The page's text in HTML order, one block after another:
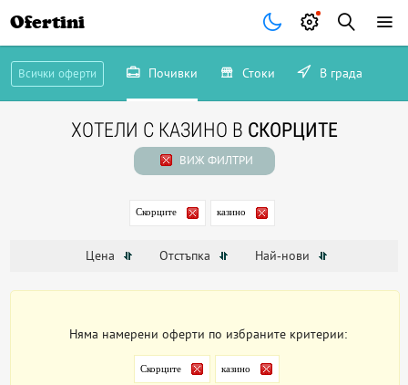
Ofertini
Всички оферти Почивки Стоки В града
ХОТЕЛИ С КАЗИНО В СКОРЦИТЕ
ВИЖ ФИЛТРИ
Скорците казино
Цена Отстъпка Най-нови
Няма намерени оферти по избраните критерии:
Скорците казино